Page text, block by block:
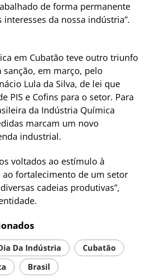
de forma permanente
interesses da nossa indústria”.
em Cubatão teve outro triunfo
em março, pelo
Lula da Silva, de lei que
PIS e Cofins para o setor. Para
da Indústria Química
marcam um novo
industrial.
voltados ao estímulo à
ao fortalecimento de um setor
cadeias produtivas”,
Da Indústria
Cubatão
Brasil